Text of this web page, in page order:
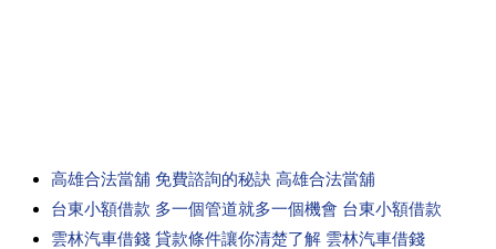
高雄合法當舖 免費諮詢的秘訣 高雄合法當舖
台東小額借款 多一個管道就多一個機會 台東小額借款
雲林汽車借錢 貸款條件讓你清楚了解 雲林汽車借錢